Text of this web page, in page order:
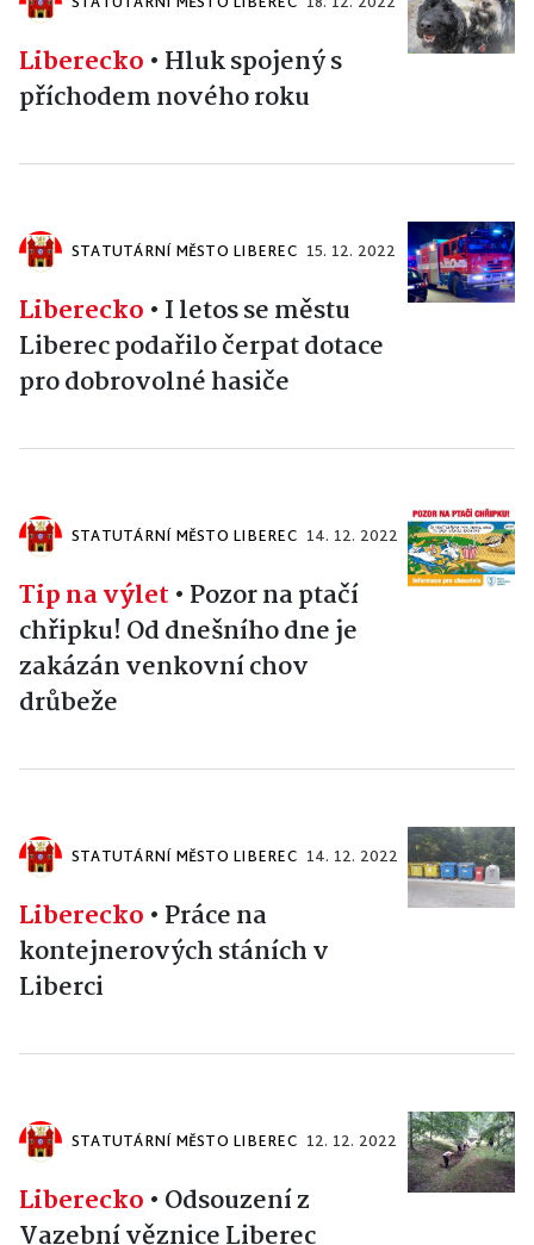
Liberecko • Hluk spojený s
příchodem nového roku
STATUTÁRNÍ MĚSTO LIBEREC 15. 12. 2022
Liberecko • I letos se městu
Liberec podařilo čerpat dotace
pro dobrovolné hasiče
STATUTÁRNÍ MĚSTO LIBEREC 14. 12. 2022
Tip na výlet • Pozor na ptačí
chřipku! Od dnešního dne je
zakázán venkovní chov
drůbeže
STATUTÁRNÍ MĚSTO LIBEREC 14. 12. 2022
Liberecko • Práce na
kontejnerových stáních v
Liberci
STATUTÁRNÍ MĚSTO LIBEREC 12. 12. 2022
Liberecko • Odsouzení z
Vazební věznice Liberec